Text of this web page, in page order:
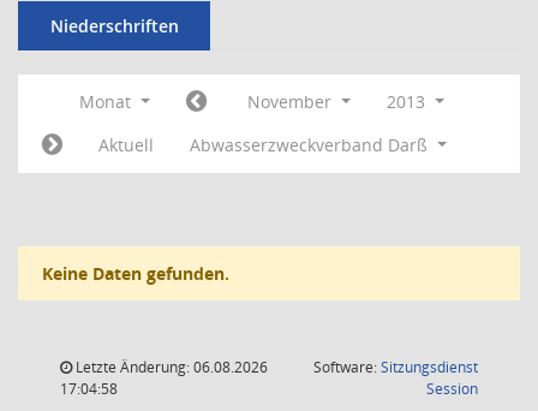
Niederschriften
Monat November
2013
Aktuell
Abwasserzweckverband Darß
Keine Daten gefunden.
Letzte Änderung: 06.08.2026
17:04:58
Software:Sitzungsdienst
Session(Wird in